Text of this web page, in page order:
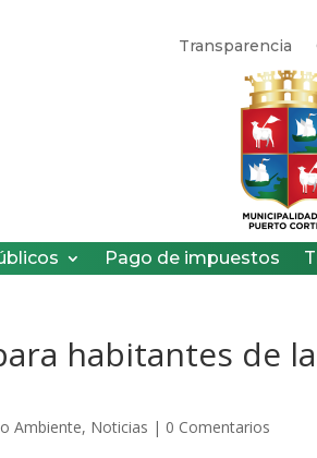
Transparencia
Pago de impuestos
habitantes de
Ambiente, Noticias | 0 Comentarios